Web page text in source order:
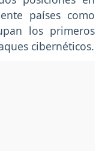
países como
los primeros
cibernéticos.